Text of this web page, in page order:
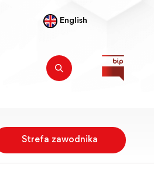
English
Strefa zawodnika